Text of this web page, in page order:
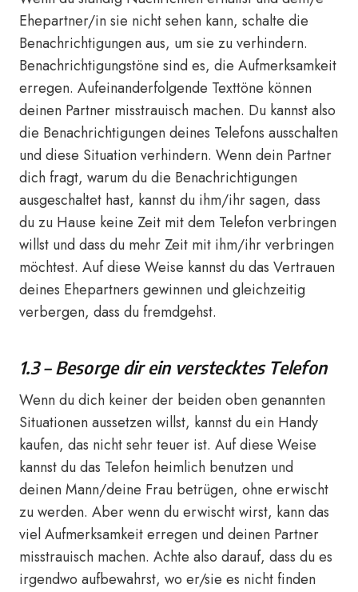
Ehepartner/in sie nicht sehen kann, schalte die
Benachrichtigungen aus, um sie zu verhindern.
Benachrichtigungstöne sind es, die Aufmerksamkeit
erregen. Aufeinanderfolgende Texttöne können
deinen Partner misstrauisch machen. Du kannst also
die Benachrichtigungen deines Telefons ausschalten
und diese Situation verhindern. Wenn dein Partner
dich fragt, warum du die Benachrichtigungen
ausgeschaltet hast, kannst du ihm/ihr sagen, dass
du zu Hause keine Zeit mit dem Telefon verbringen
willst und dass du mehr Zeit mit ihm/ihr verbringen
möchtest. Auf diese Weise kannst du das Vertrauen
deines Ehepartners gewinnen und gleichzeitig
verbergen, dass du fremdgehst.
1.3 – Besorge dir ein verstecktes Telefon
Wenn du dich keiner der beiden oben genannten
Situationen aussetzen willst, kannst du ein Handy
kaufen, das nicht sehr teuer ist. Auf diese Weise
kannst du das Telefon heimlich benutzen und
deinen Mann/deine Frau betrügen, ohne erwischt
zu werden. Aber wenn du erwischt wirst, kann das
viel Aufmerksamkeit erregen und deinen Partner
misstrauisch machen. Achte also darauf, dass du es
irgendwo aufbewahrst, wo er/sie es nicht finden